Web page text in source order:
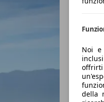
Noi e
della